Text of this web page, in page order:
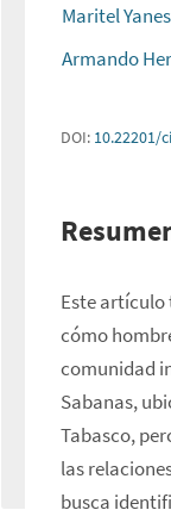
Maritel
Armando
DOI: 10.22201/
Este
cómo
comunidad
Sabanas,
Tabasco,
las
busca